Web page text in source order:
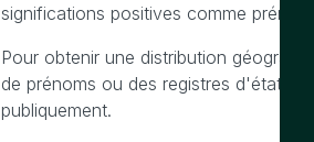
significations positives comme
Pour obtenir une distribution
de prénoms ou des registres d'état
publiquement.